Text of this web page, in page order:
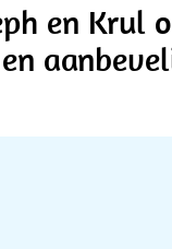
en Krul